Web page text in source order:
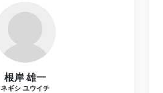
根岸 雄一
ネギシ ユウイチ